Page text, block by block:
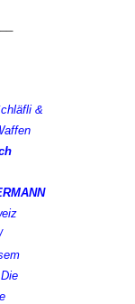
&